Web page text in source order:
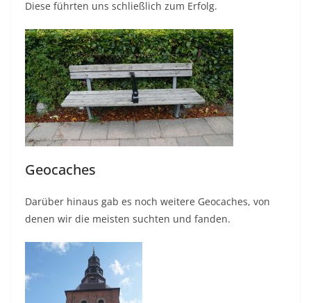
Diese führten uns schließlich zum Erfolg.
Geocaches
Darüber hinaus gab es noch weitere Geocaches, von
denen wir die meisten suchten und fanden.